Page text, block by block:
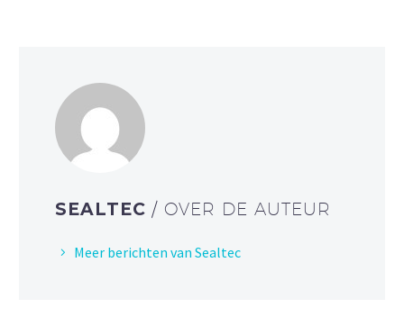
SEALTEC / OVER DE AUTEUR
Meer berichten van Sealtec